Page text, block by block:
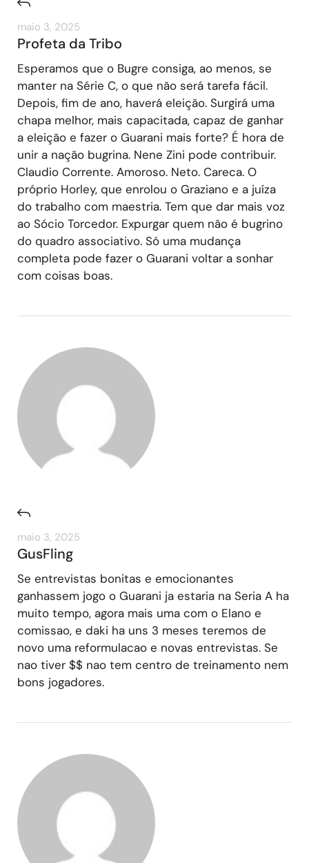
maio 3, 2025
Profeta da Tribo
Esperamos que o Bugre consiga, ao menos, se
manter na Série C, o que não será tarefa fácil.
Depois, fim de ano, haverá eleição. Surgirá uma
chapa melhor, mais capacitada, capaz de ganhar
a eleição e fazer o Guarani mais forte? É hora de
unir a nação bugrina. Nene Zini pode contribuir.
Claudio Corrente. Amoroso. Neto. Careca. O
próprio Horley, que enrolou o Graziano e a juíza
do trabalho com maestria. Tem que dar mais voz
ao Sócio Torcedor. Expurgar quem não é bugrino
do quadro associativo. Só uma mudança
completa pode fazer o Guarani voltar a sonhar
com coisas boas.
maio 3, 2025
GusFling
Se entrevistas bonitas e emocionantes
ganhassem jogo o Guarani ja estaria na Seria A ha
muito tempo, agora mais uma com o Elano e
comissao, e daki ha uns 3 meses teremos de
novo uma reformulacao e novas entrevistas. Se
nao tiver $$ nao tem centro de treinamento nem
bons jogadores.